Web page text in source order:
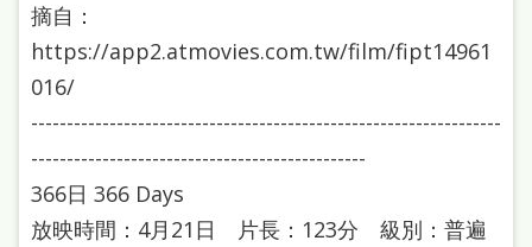
開
放
宣
著
作
摘自：
https://app2.atmovies.com.tw/film/fipt14961
016/
------------------------------------------------------------------
-----------------------------------------------
366日 366 Days
放映時間：4月21日 片長：123分 級別：普遍